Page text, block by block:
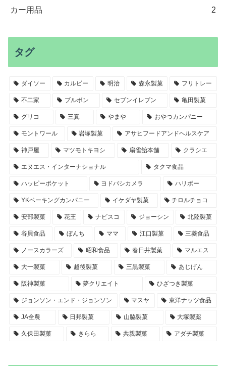
カー用品 2
タグ
ダイソー カルビー 明治 森永製菓 フリトレー
不二家 ブルボン セブンイレブン 亀田製菓
グリコ 三真 やまや おやつカンパニー
モントワール 岩塚製菓 アサヒフードアンドヘルスケア
神戸屋 マツモトキヨシ 扇雀飴本舗 クラシエ
エヌエス・インターナショナル タクマ食品
ハッピーポケット ヨドバシカメラ ハリボー
YKベーキングカンパニー イケダヤ製菓 チロルチョコ
安部製菓 花王 ナビスコ ジョーシン 北陸製菓
谷貝食品 ぼんち ママ 江口製菓 三菱食品
ノースカラーズ 昭和食品 春日井製菓 マルエス
大一製菓 越後製菓 三黒製菓 あじげん
阪神製菓 夢クリエイト ひざつき製菓
ジョンソン・エンド・ジョンソン マスヤ 東洋ナッツ食品
JA全農 日邦製菓 山脇製菓 大塚製薬
久保田製菓 きらら 共親製菓 アダチ製菓